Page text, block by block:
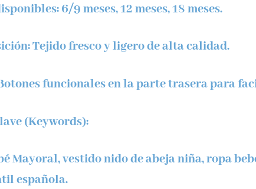
6/9 meses, 12 meses, 18 meses.
Tejido fresco y ligero de alta calidad.
funcionales en la parte trasera para
(Keywords):
Mayoral, vestido nido de abeja niña, ropa
española.